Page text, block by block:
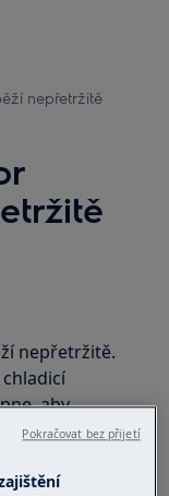
nepřetržitě
nepřetržitě.
aby
až do
Pokračovat bez přijetí